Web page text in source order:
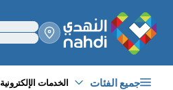
جميع الفئات الخدمات الإلكترونية